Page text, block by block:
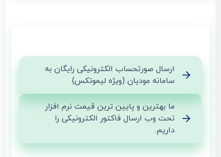
ارسال صورتحساب الکترونیکی رایگان به
سامانه مودیان (ویژه لیموتکس)
ما بهترین و پایین ترین قیمت نرم افزار
تحت وب ارسال فاکتور الکترونیکی را
داریم.